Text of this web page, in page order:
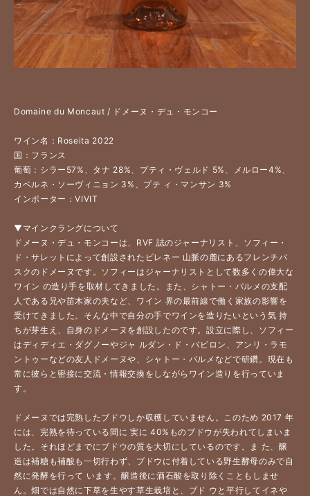
Domaine du Moncaut / ドメーヌ・デュ・モンコー
ワイン名：Roseita 2022
国：フランス
葡萄：シラー57%、タナ 28%、プティ・ヴェルド 5%、メルロー4%、
カベルネ・ソーヴィニョン 3%、プテ ィ・マンサン 3%
インポーター：VIVIT
▼マインクラングについて
ドメーヌ・デュ・モンコーは、RVF 誌のジャーナリスト、ソフィー・
ド・サレットによって創設されたピレネー 山脈の麓にあるフレンチバ
スクのドメーヌです。ソフィーはジャーナリストとして数多くの偉大な
ワイン の造り手を取材してきました。また、シャトー・パルメの支配
人である兄や苗木家の夫など、ワイン 界の最前線で働く家族の影響を
受けてきました。そんな中で自分の手でワインを造りたいという気 持
ちが芽生え、自身のドメーヌを創設したのです。設立に際し、ソフィー
はディディエ・ダグノーやジャ ルダン・ド・バビロン、アンリ・ラモ
ントゥーなどの友人ドメーヌや、シャトー・パルメなどで研鑽。現在も
常に彼らと密接に交流・情報交換をしながらワイン造りを行っていま
す。
ドメーヌでは完熟したブドウしか収穫していません。このため 2017 年
には、完熟を待っている間に 実に 40%ものブドウが失われてしまいま
した。それほどまでにブドウの質を大切にしているのです。ま た、醸
造は補糖も補酸も一切行わず、ブドウに付着している野生酵母のみで自
然に発酵を行って います。醸造後に酒石酸を取り除くこともしませ
ん。畑では自然に下草を生やす草生栽培と、ブド ウと平行してイネや